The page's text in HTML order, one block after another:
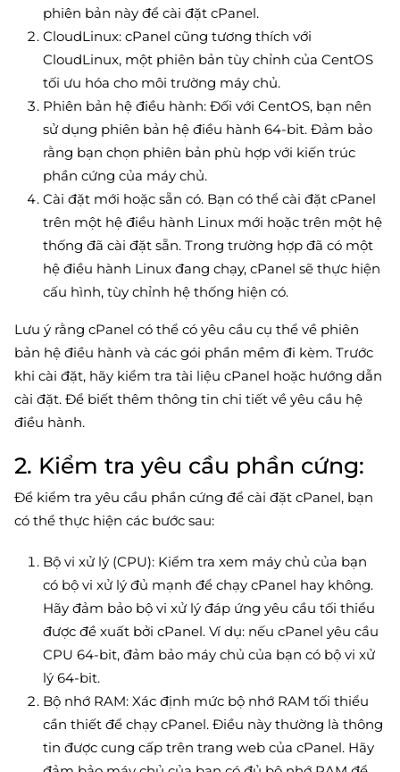
phiên bản này để cài đặt cPanel.
CloudLinux: cPanel cũng tương thích với
CloudLinux, một phiên bản tùy chỉnh của CentOS
tối ưu hóa cho môi trường máy chủ.
Phiên bản hệ điều hành: Đối với CentOS, bạn nên
sử dụng phiên bản hệ điều hành 64-bit. Đảm bảo
rằng bạn chọn phiên bản phù hợp với kiến trúc
phần cứng của máy chủ.
Cài đặt mới hoặc sẵn có. Bạn có thể cài đặt cPanel
trên một hệ điều hành Linux mới hoặc trên một hệ
thống đã cài đặt sẵn. Trong trường hợp đã có một
hệ điều hành Linux đang chạy, cPanel sẽ thực hiện
cấu hình, tùy chỉnh hệ thống hiện có.
Lưu ý rằng cPanel có thể có yêu cầu cụ thể về phiên
bản hệ điều hành và các gói phần mềm đi kèm. Trước
khi cài đặt, hãy kiểm tra tài liệu cPanel hoặc hướng dẫn
cài đặt. Để biết thêm thông tin chi tiết về yêu cầu hệ
điều hành.
2. Kiểm tra yêu cầu phần cứng:
Để kiểm tra yêu cầu phần cứng để cài đặt cPanel, bạn
có thể thực hiện các bước sau:
Bộ vi xử lý (CPU): Kiểm tra xem máy chủ của bạn
có bộ vi xử lý đủ mạnh để chạy cPanel hay không.
Hãy đảm bảo bộ vi xử lý đáp ứng yêu cầu tối thiểu
được đề xuất bởi cPanel. Ví dụ: nếu cPanel yêu cầu
CPU 64-bit, đảm bảo máy chủ của bạn có bộ vi xử
lý 64-bit.
Bộ nhớ RAM: Xác định mức bộ nhớ RAM tối thiểu
cần thiết để chạy cPanel. Điều này thường là thông
tin được cung cấp trên trang web của cPanel. Hãy